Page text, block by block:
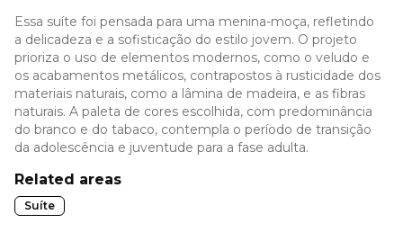
Essa suíte foi pensada para uma menina-moça, refletindo
a delicadeza e a sofisticação do estilo jovem. O projeto
prioriza o uso de elementos modernos, como o veludo e
os acabamentos metálicos, contrapostos à rusticidade dos
materiais naturais, como a lâmina de madeira, e as fibras
naturais. A paleta de cores escolhida, com predominância
do branco e do tabaco, contempla o período de transição
da adolescência e juventude para a fase adulta.
Related areas
Suíte